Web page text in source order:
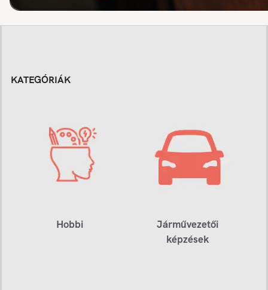
KATEGÓRIÁK
Hobbi
Járművezetői
képzések